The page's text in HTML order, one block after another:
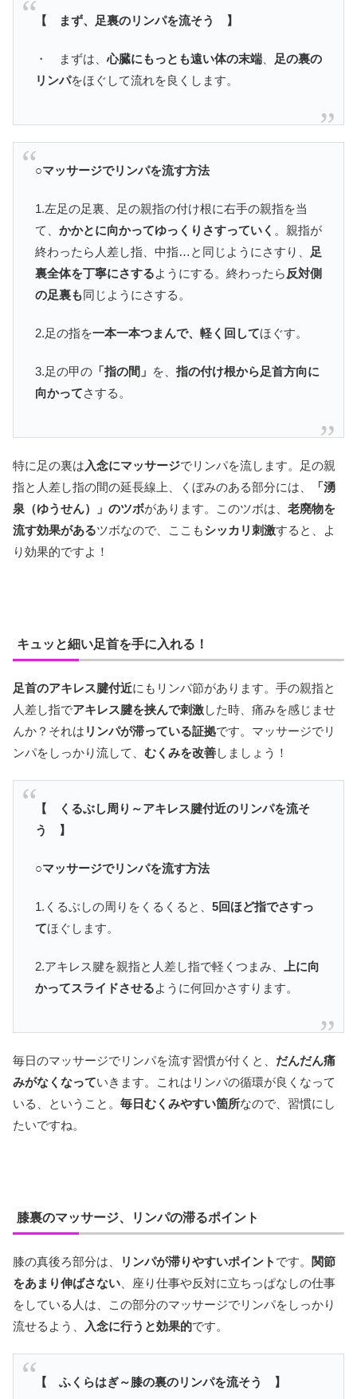
【 まず、足裏のリンパを流そう 】
・ まずは、心臓にもっとも遠い体の末端
足の裏の
リンパをほぐして流れを良くします。
○マッサージでリンパを流す方法
1.左足の足裏、足の親指の付け根に右手の親指を当
て、 かかとに向かってゆっくりさすっていく 。親指が
終わったら人差し指、中指…と同じようにさすり、
足
裏全体を丁寧にさするようにする。終わったら 反対側
の足裏も同じようにさする。
2.足の指を一本一本つまんで、軽く回してほぐす。
3.足の甲の 「指の間」 を、 指の付け根から足首方向に
向かってさする。
特に足の裏は 入念にマッサージでリンパを流します。足の親
指と人差し指の間の延長線上、くぼみのある部分には、
「湧
泉（ゆうせん）」のツボがあります。このツボは、 老廃物を
流す効果があるツボなので、ここもシッカリ刺激すると、よ
り効果的ですよ！
キュッと細い足首を手に入れる！
足首のアキレス腱付近にもリンパ節があります。手の親指と
人差し指でアキレス腱を挟んで刺激した時、痛みを感じませ
んか？それは リンパが滞っている証拠です。マッサージでリ
ンパをしっかり流して、 むくみを改善しましょう！
【 くるぶし周り～アキレス腱付近のリンパを流そ
う 】
○マッサージでリンパを流す方法
1.くるぶしの周りをくるくると、 5回ほど指でさすっ
てほぐします。
2.アキレス腱を親指と人差し指で軽くつまみ、
上に向
かってスライドさせるように何回かさすります。
毎日のマッサージでリンパを流す習慣が付くと、 だんだん痛
みがなくなっていきます。これはリンパの循環が良くなって
いる、ということ。 毎日むくみやすい箇所なので、習慣にし
たいですね。
膝裏のマッサージ、リンパの滞るポイント
膝の真後ろ部分は、 リンパが滞りやすいポイント です。
関節
をあまり伸ばさない 、座り仕事や反対に立ちっぱなしの仕事
をしている人は、この部分のマッサージでリンパをしっかり
流せるよう、
入念に行うと効果的です。
【 ふくらはぎ～膝の裏のリンパを流そう 】